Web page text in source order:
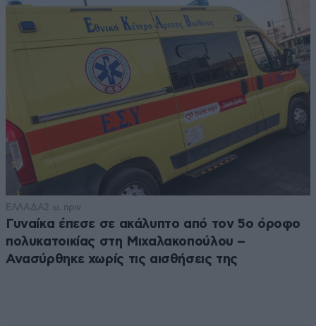
ΕΛΛΑΔΑ2 ω. πριν
Γυναίκα έπεσε σε ακάλυπτο από τον 5ο όροφο
πολυκατοικίας στη Μιχαλακοπούλου –
Ανασύρθηκε χωρίς τις αισθήσεις της